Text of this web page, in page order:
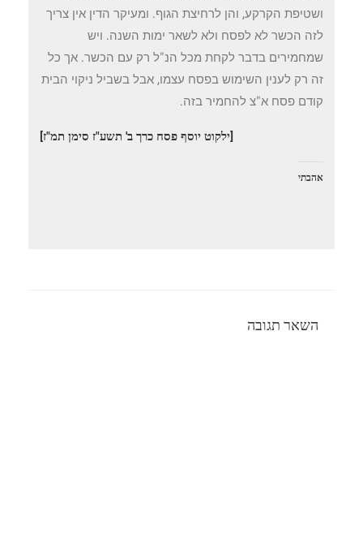
ושטיפת הקרקע, והן לרחיצת הגוף. ומעיקר הדין אין צריך
לזה הכשר לא לפסח ולא לשאר ימות השנה. ויש
שמחמירים בדבר לקחת מכל הנ"ל רק עם הכשר. אך כל
זה רק לענין השימוש בפסח עצמו, אבל בשביל ניקוי הבית
קודם פסח א"צ להחמיר בזה.
[ילקוט יוסף פסח כרך ב' תשע"ז סימן תמ"ז]
אהבתי
השאר תגובה